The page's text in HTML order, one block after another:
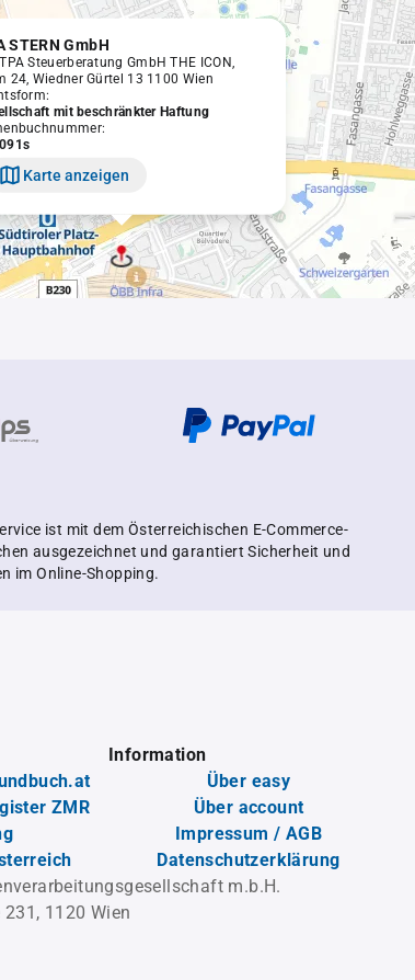
STERN GmbH
Steuerberatung GmbH THE ICON,
24, Wiedner Gürtel 13 1100 Wien
mit beschränkter Haftung
Karte anzeigen
ist mit dem Österreichischen E-Commerce-
ausgezeichnet und garantiert Sicherheit und
im Online-Shopping.
ZMR
Information
Über easy
Über account
Impressum / AGB
Datenschutzerklärung
m.b.H.
1120 Wien